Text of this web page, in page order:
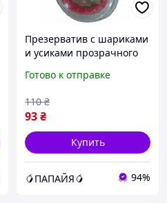
Презерватив с шариками
и усиками прозрачного
желание 1 штука Talla
Готово к отправке
93₴
110 ₴
Купить
🥭ПАПАЙЯ🥭 94%